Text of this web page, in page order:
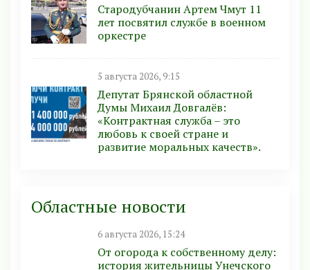
Стародубчанин Артем Чмут 11
лет посвятил службе в военном
оркестре
5 августа 2026, 9:15
Депутат Брянской областной
Думы Михаил Довгалёв:
«Контрактная служба – это
любовь к своей стране и
развитие моральных качеств».
Областные новости
6 августа 2026, 15:24
От огорода к собственному делу:
история жительницы Унечского